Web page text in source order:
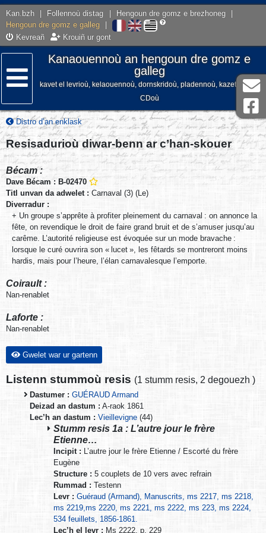
Kan.bzh Follennoù distag Hengoun dre gomz e brezhoneg
Hengoun dre gomz e galleg
Kevreañ
Krouiñ ur gont
Lañser
Kanaouennoù an hengoun dre gomz e
galleg
kavet el levrioù, kelaouennoù, dornskridoù, pladennoù, kazetennoù,
CDoù
Distro d’an enklask
Resisadurioù diwar-benn ar c’han-skouer
Bécam :
Dave Bécam : B-02470
Titl unvan da adwelet : Carnaval (3) (Le)
Diverradur :
+ Un groupe s’apprête à profiter pleinement du carnaval : on annonce la
fête, on revendique le droit de faire grand bruit et de s’amuser jusqu’au
carême. L’autorité religieuse est évoquée sur un mode bravache :
lorsque le curé ouvrira son « lucet », les fêtards se montreront moins
hardis, mais pour l’heure, l’élan carnavalesque l’emporte.
Coirault :
Nan-renablet
Laforte :
Nan-renablet
Gwelet war ur gartenn
Listenn stummoù resis (1 stumm resis, 2 degouezh )
Dastumer : GUÉRAUD Armand
Deizad an dastum : A-raok 1861
Lec’h an dastum : Vieillevigne (44)
Stumm resis 1a : L’autre jour le frère
Etienne…
Incipit : L’autre jour le frère Etienne / Escorté du frère
Eugène
Structure : 5 couplets de 10 vers avec refrain
Rummad : Testenn
Levr : Guéraud (Armand), Manuscrits, ms 2217, ms 2218,
ms 2219,ms 2220, ms 2221, ms 2222, ms 223, ms 2224,
534 feuillets, 1856-1861.
Lec’h el levr : Ms 2222, p. 229